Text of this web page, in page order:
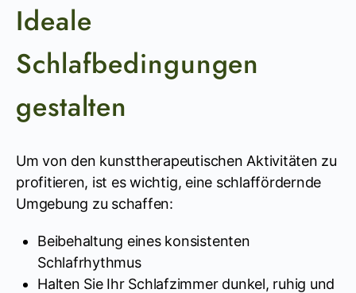
Ideale
Schlafbedingungen
gestalten
Um von den kunsttherapeutischen Aktivitäten zu
profitieren, ist es wichtig, eine schlaffördernde
Umgebung zu schaffen:
Beibehaltung eines konsistenten
Schlafrhythmus
Halten Sie Ihr Schlafzimmer dunkel, ruhig und